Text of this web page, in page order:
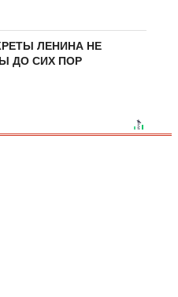
ЛЕНИНА НЕ
ДО СИХ ПОР